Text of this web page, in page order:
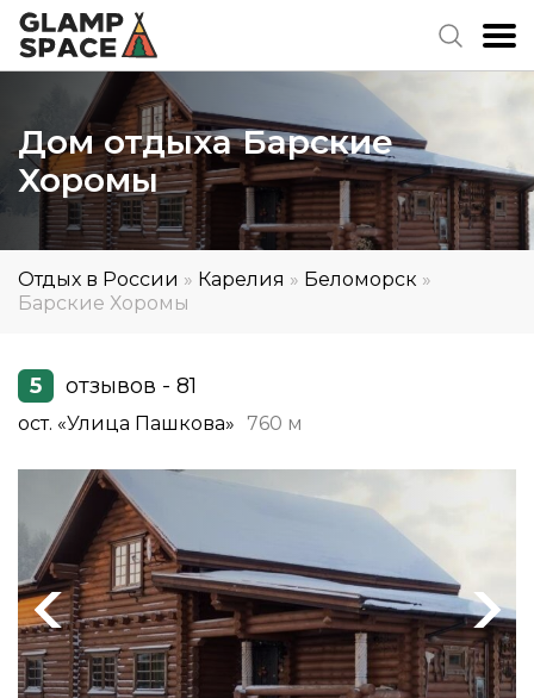
Дом отдыха Барские
Хоромы
Отдых в России » Карелия » Беломорск »
Барские Хоромы
5 отзывов - 81
ост. «Улица Пашкова» 760 м
Previous Next